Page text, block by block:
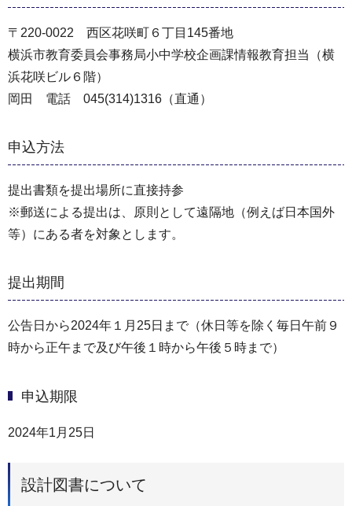
〒220-0022 西区花咲町６丁目145番地
横浜市教育委員会事務局小中学校企画課情報教育担当（横
浜花咲ビル６階）
岡田 電話 045(314)1316（直通）
申込方法
提出書類を提出場所に直接持参
※郵送による提出は、原則として遠隔地（例えば日本国外
等）にある者を対象とします。
提出期間
公告日から2024年１月25日まで（休日等を除く毎日午前９
時から正午まで及び午後１時から午後５時まで）
申込期限
2024年1月25日
設計図書について